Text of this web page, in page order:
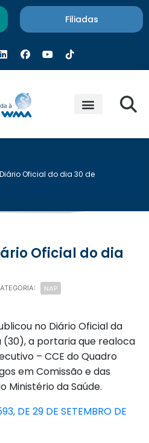
Filiadas
Oficial do dia 30 de
NAP
no Diário Oficial da
(30), a portaria que realoca
– CCE do Quadro
em Comissão e das
Ministério da Saúde.
DE 29 DE SETEMBRO DE